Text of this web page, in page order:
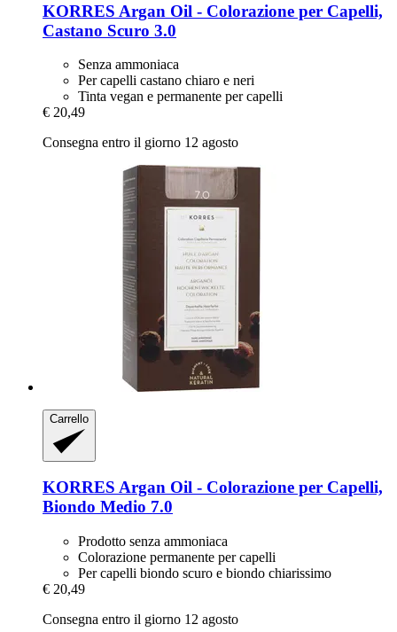
KORRES Argan Oil -​ Colorazione per Capelli,
Castano Scuro 3.0
Senza ammoniaca
Per capelli castano chiaro e neri
Tinta vegan e permanente per capelli
€ 20,49
Consegna entro il giorno 12 agosto
Carrello
KORRES Argan Oil -​ Colorazione per Capelli,
Biondo Medio 7.0
Prodotto senza ammoniaca
Colorazione permanente per capelli
Per capelli biondo scuro e biondo chiarissimo
€ 20,49
Consegna entro il giorno 12 agosto